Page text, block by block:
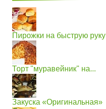
Пирожки на быструю руку
Торт "муравейник" на...
Закуска «Оригинальная»